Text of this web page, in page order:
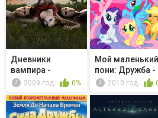
Дневники
вампира -
Ностальгия та
2009 год 0%
Мой маленький
пони: Дружба -
это чудо...
2010 год